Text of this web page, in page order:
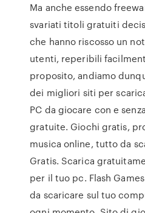
Ma anche essendo
svariati titoli gratuiti
che hanno riscosso un
utenti, reperibili
proposito, andiamo
dei migliori siti per
PC da giocare con e
gratuite. Giochi gratis,
musica online, tutto da
Gratis. Scarica
per il tuo pc. Flash
da scaricare sul tuo